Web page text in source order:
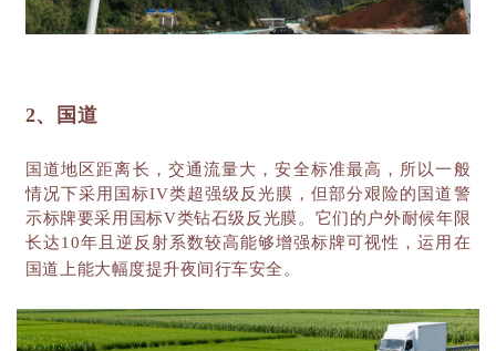
2、国道
国道地区距离长，交通流量大，安全标准最高，所以一般
情况下采用国标IV类超强级反光膜，但部分艰险的国道警
示标牌要采用国标V类钻石级反光膜。它们的户外耐候年限
长达10年且逆反射系数较高能够增强标牌可视性，运用在
国道上能大幅度提升夜间行车安全。